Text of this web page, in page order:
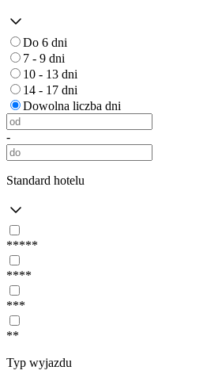
Do 6 dni
7 - 9 dni
10 - 13 dni
14 - 17 dni
Dowolna liczba dni
-
Standard hotelu
*****
****
***
**
Typ wyjazdu